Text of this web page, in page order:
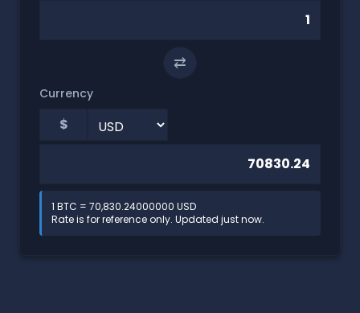
⇄
Currency
$
1 BTC = 70,830.24000000 USD
Rate is for reference only. Updated just now.